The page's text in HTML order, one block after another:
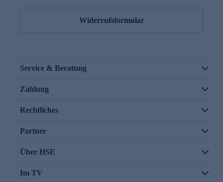
Widerrufsformular
Service & Beratung
Zahlung
Rechtliches
Partner
Über HSE
Im TV